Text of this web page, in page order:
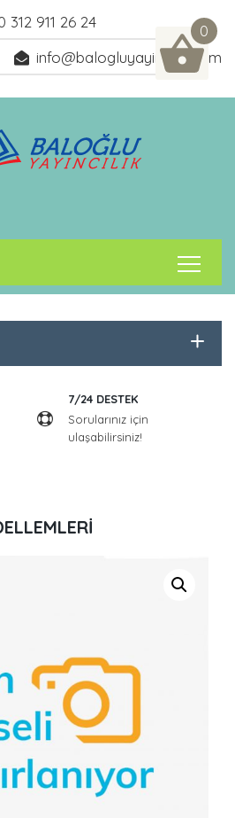
312 911 26 24
info@balogluyayincilik.com
7/24 DESTEK
Sorularınız için
ulaşabilirsiniz!
0